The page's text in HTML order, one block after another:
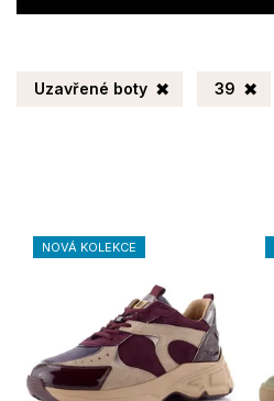
Uzavřené boty 39
NOVÁ KOLEKCE